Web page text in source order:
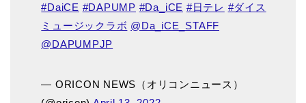
#DaiCE #DAPUMP #Da_iCE #日テレ #ダイス
ミュージックラボ @Da_iCE_STAFF
@DAPUMPJP
— ORICON NEWS（オリコンニュース）